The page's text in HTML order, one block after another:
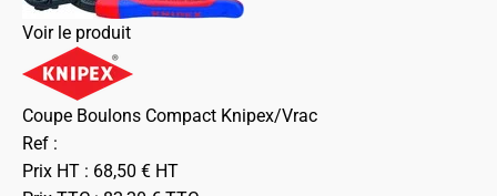
Voir le produit
Coupe Boulons Compact Knipex/Vrac
Ref :
Prix HT : 68,50 € HT